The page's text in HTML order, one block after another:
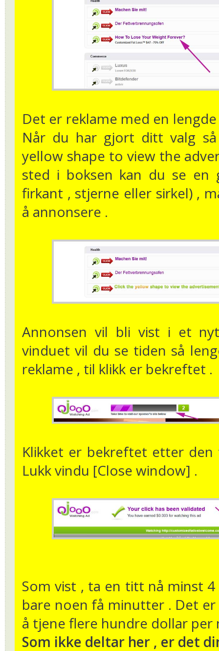
Det er reklame med en
Når du har gjort ditt valg
yellow shape to view the
sted i boksen kan du se en
firkant , stjerne eller sirkel) ,
å annonsere .
Annonsen vil bli vist i et
vinduet vil du se tiden så
reklame , til klikk er bekreftet .
Klikket er bekreftet etter
Lukk vindu [Close window] .
Som vist , ta en titt nå minst
bare noen få minutter . Det
å tjene flere hundre dollar per
Som ikke deltar her , er det